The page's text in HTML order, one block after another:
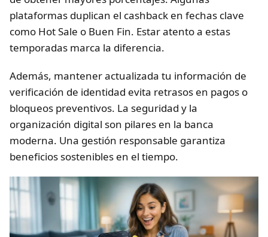
plataformas duplican el cashback en fechas clave
como Hot Sale o Buen Fin. Estar atento a estas
temporadas marca la diferencia.
Además, mantener actualizada tu información de
verificación de identidad evita retrasos en pagos o
bloqueos preventivos. La seguridad y la
organización digital son pilares en la banca
moderna. Una gestión responsable garantiza
beneficios sostenibles en el tiempo.